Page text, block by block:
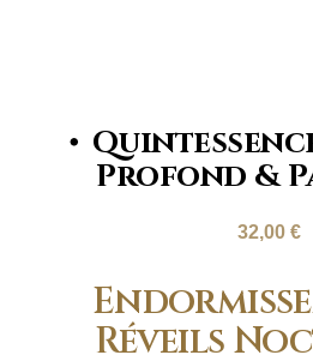
Profond &
32,00 €
Réveils